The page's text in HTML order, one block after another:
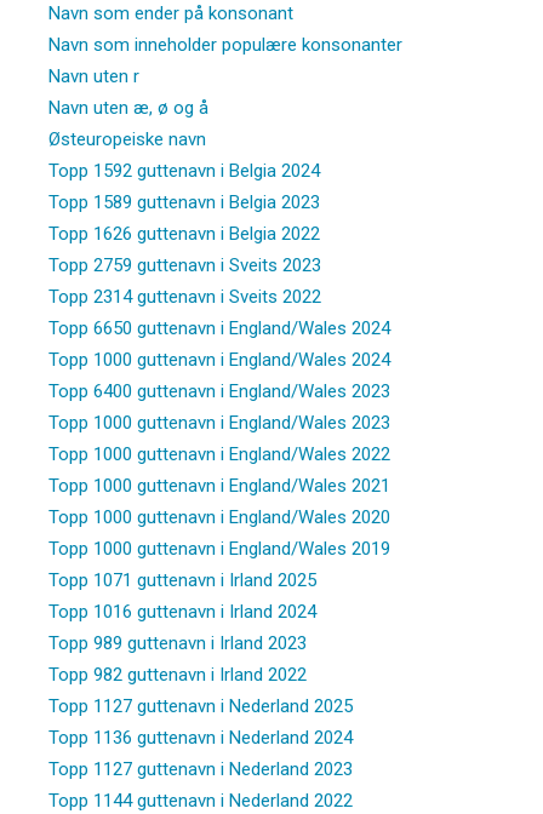
Navn som ender på konsonant
Navn som inneholder populære konsonanter
Navn uten r
Navn uten æ, ø og å
Østeuropeiske navn
Topp 1592 guttenavn i Belgia 2024
Topp 1589 guttenavn i Belgia 2023
Topp 1626 guttenavn i Belgia 2022
Topp 2759 guttenavn i Sveits 2023
Topp 2314 guttenavn i Sveits 2022
Topp 6650 guttenavn i England/Wales 2024
Topp 1000 guttenavn i England/Wales 2024
Topp 6400 guttenavn i England/Wales 2023
Topp 1000 guttenavn i England/Wales 2023
Topp 1000 guttenavn i England/Wales 2022
Topp 1000 guttenavn i England/Wales 2021
Topp 1000 guttenavn i England/Wales 2020
Topp 1000 guttenavn i England/Wales 2019
Topp 1071 guttenavn i Irland 2025
Topp 1016 guttenavn i Irland 2024
Topp 989 guttenavn i Irland 2023
Topp 982 guttenavn i Irland 2022
Topp 1127 guttenavn i Nederland 2025
Topp 1136 guttenavn i Nederland 2024
Topp 1127 guttenavn i Nederland 2023
Topp 1144 guttenavn i Nederland 2022